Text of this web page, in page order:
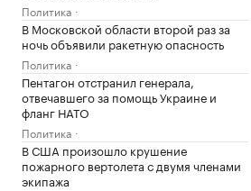
Политика
В Московской области второй раз за
ночь объявили ракетную опасность
Политика
Пентагон отстранил генерала,
отвечавшего за помощь Украине и
фланг НАТО
Политика
В США произошло крушение
пожарного вертолета с двумя членами
экипажа